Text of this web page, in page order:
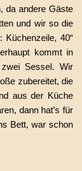
da andere Gäste
und wir so die
40“
kommt in
Sessel. Wir
zubereitet, die
aus der Küche
dann hat’s für
Bett, war schon